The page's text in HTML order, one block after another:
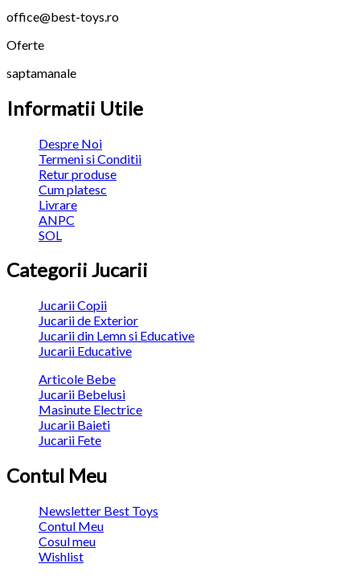
office@best-toys.ro
Oferte
saptamanale
Informatii Utile
Despre Noi
Termeni si Conditii
Retur produse
Cum platesc
Livrare
ANPC
SOL
Categorii Jucarii
Jucarii Copii
Jucarii de Exterior
Jucarii din Lemn si Educative
Jucarii Educative
Articole Bebe
Jucarii Bebelusi
Masinute Electrice
Jucarii Baieti
Jucarii Fete
Contul Meu
Newsletter Best Toys
Contul Meu
Cosul meu
Wishlist